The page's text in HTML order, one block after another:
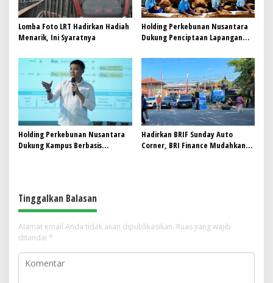
Lomba Foto LRT Hadirkan Hadiah
Menarik, Ini Syaratnya
Holding Perkebunan Nusantara
Dukung Penciptaan Lapangan
Pekerja di Pabrik Tembakau
Holding Perkebunan Nusantara
Dukung Kampus Berbasis
Hadirkan BRIF Sunday Auto
Corner, BRI Finance Mudahkan
Tinggalkan Balasan
Alamat email Anda tidak akan dipublikasikan. Ruas yang wajib
ditandai *